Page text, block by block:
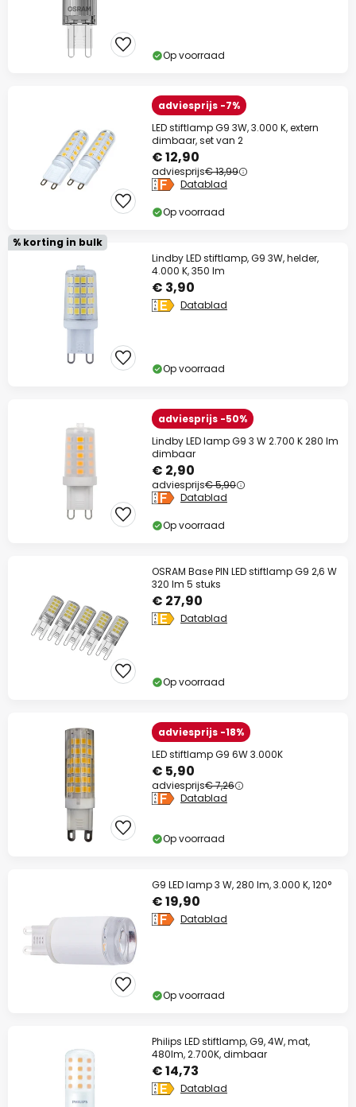
Op voorraad
adviesprijs -7%
LED stiftlamp G9 3W, 3.000 K, extern
dimbaar, set van 2
€ 12,90
adviesprijs€ 13,99
Datablad
Op voorraad
% korting in bulk
Lindby LED stiftlamp, G9 3W, helder,
4.000 K, 350 lm
€ 3,90
Datablad
Op voorraad
adviesprijs -50%
Lindby LED lamp G9 3 W 2.700 K 280 lm
dimbaar
€ 2,90
adviesprijs€ 5,90
Datablad
Op voorraad
OSRAM Base PIN LED stiftlamp G9 2,6 W
320 lm 5 stuks
€ 27,90
Datablad
Op voorraad
adviesprijs -18%
LED stiftlamp G9 6W 3.000K
€ 5,90
adviesprijs€ 7,26
Datablad
Op voorraad
G9 LED lamp 3 W, 280 lm, 3.000 K, 120°
€ 19,90
Datablad
Op voorraad
Philips LED stiftlamp, G9, 4W, mat,
480lm, 2.700K, dimbaar
€ 14,73
Datablad